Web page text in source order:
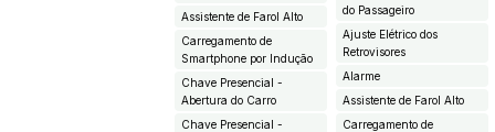
Assistente de Farol Alto
Carregamento de
Smartphone por Indução
Chave Presencial -
Abertura do Carro
Chave Presencial -
do Passageiro
Ajuste Elétrico dos
Retrovisores
Alarme
Assistente de Farol Alto
Carregamento de